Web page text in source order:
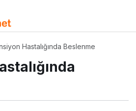
Hastalığında Beslenme